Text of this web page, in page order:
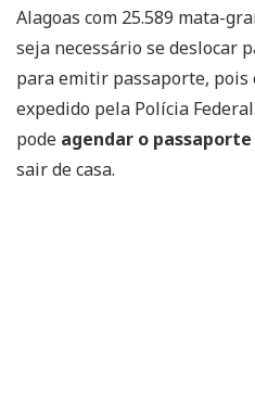
Alagoas com 25.589 mata-
seja necessário se deslocar
para emitir passaporte, pois
expedido pela Polícia
pode agendar o
sair de casa.